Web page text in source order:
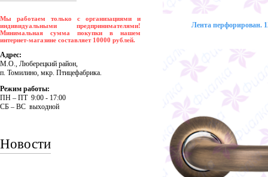
Мы работаем только с организациями и
индивидуальными предпринимателями!
Минимальная сумма покупки в нашем
интернет-магазине составляет 10000 рублей.
Адрес:
М.О., Люберецкий район,
п. Томилино, мкр. Птицефабрика.
Режим работы:
ПH – ПT 9:00 - 17:00
CБ – BC выходной
Новости
Лента перфорирован.